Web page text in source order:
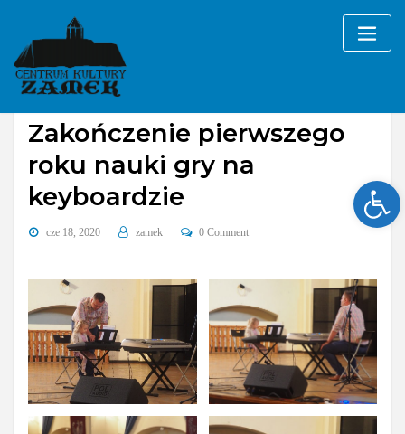
content
Bez kategorii sekcje i zajęcia
Zakończenie pierwszego
roku nauki gry na
keyboardzie
cze 18, 2020 zamek 0 Comment